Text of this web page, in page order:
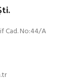
Cad. No:44/A